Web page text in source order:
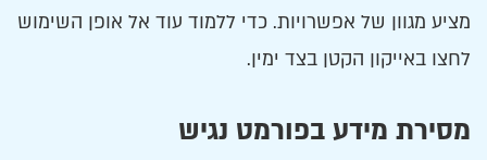
מציע מגוון של אפשרויות. כדי ללמוד עוד אל אופן השימוש
לחצו באייקון הקטן בצד ימין.
מסירת מידע בפורמט נגיש